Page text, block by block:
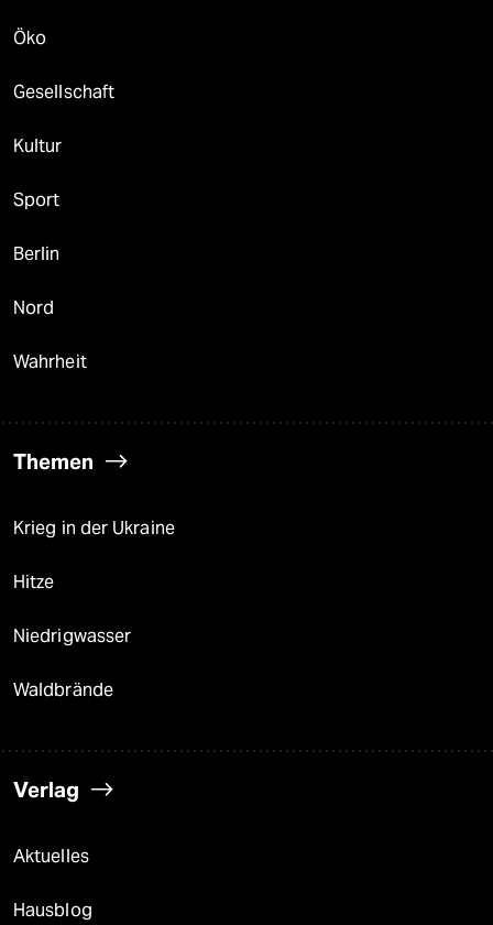
Öko
Gesellschaft
Kultur
Sport
Berlin
Nord
Wahrheit
Themen
Krieg in der Ukraine
Hitze
Niedrigwasser
Waldbrände
Verlag
Aktuelles
Hausblog